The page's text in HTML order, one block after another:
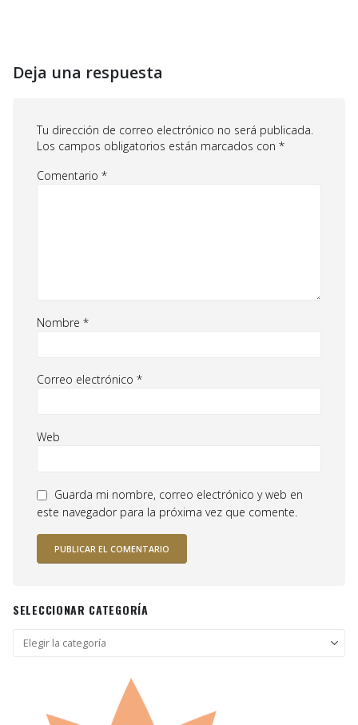
Deja una respuesta
Tu dirección de correo electrónico no será publicada.
Los campos obligatorios están marcados con *
Comentario *
Nombre *
Correo electrónico *
Web
Guarda mi nombre, correo electrónico y web en
este navegador para la próxima vez que comente.
SELECCIONAR CATEGORÍA
Seleccionar
categoría